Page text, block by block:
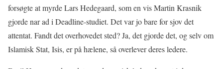
forsøgte at myrde Lars Hedegaard, som en vis Martin Krasnik
gjorde nar ad i Deadline-studiet. Det var jo bare for sjov det
attentat. Fandt det overhovedet sted? Ja, det gjorde det, og selv om
Islamisk Stat, Isis, er på hælene, så overlever deres ledere.